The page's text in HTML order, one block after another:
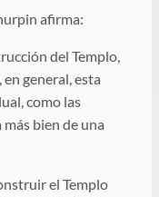
afirma:
del Templo,
general, esta
como las
bien de una
el Templo